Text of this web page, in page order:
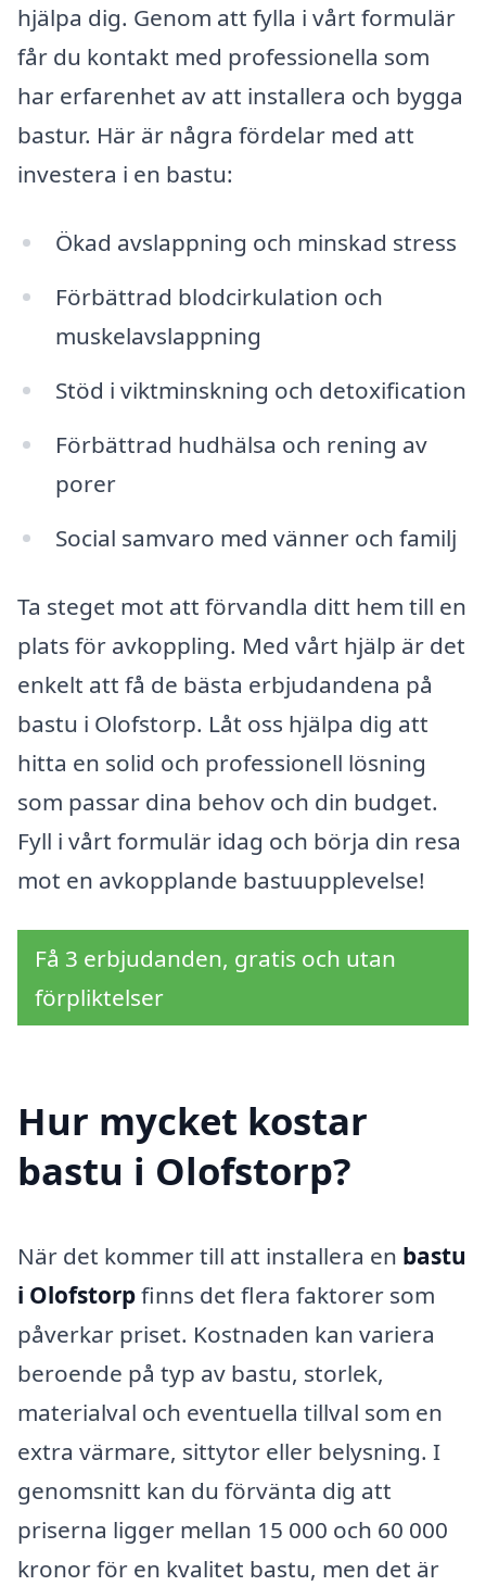
hjälpa dig. Genom att fylla i vårt formulär
får du kontakt med professionella som
har erfarenhet av att installera och bygga
bastur. Här är några fördelar med att
investera i en bastu:
Ökad avslappning och minskad stress
Förbättrad blodcirkulation och
muskelavslappning
Stöd i viktminskning och detoxification
Förbättrad hudhälsa och rening av
porer
Social samvaro med vänner och familj
Ta steget mot att förvandla ditt hem till en
plats för avkoppling. Med vårt hjälp är det
enkelt att få de bästa erbjudandena på
bastu i Olofstorp. Låt oss hjälpa dig att
hitta en solid och professionell lösning
som passar dina behov och din budget.
Fyll i vårt formulär idag och börja din resa
mot en avkopplande bastuupplevelse!
Få 3 erbjudanden, gratis och utan
förpliktelser
Hur mycket kostar
bastu i Olofstorp?
När det kommer till att installera en bastu
i Olofstorpfinns det flera faktorer som
påverkar priset. Kostnaden kan variera
beroende på typ av bastu, storlek,
materialval och eventuella tillval som en
extra värmare, sittytor eller belysning. I
genomsnitt kan du förvänta dig att
priserna ligger mellan 15 000 och 60 000
kronor för en kvalitet bastu, men det är